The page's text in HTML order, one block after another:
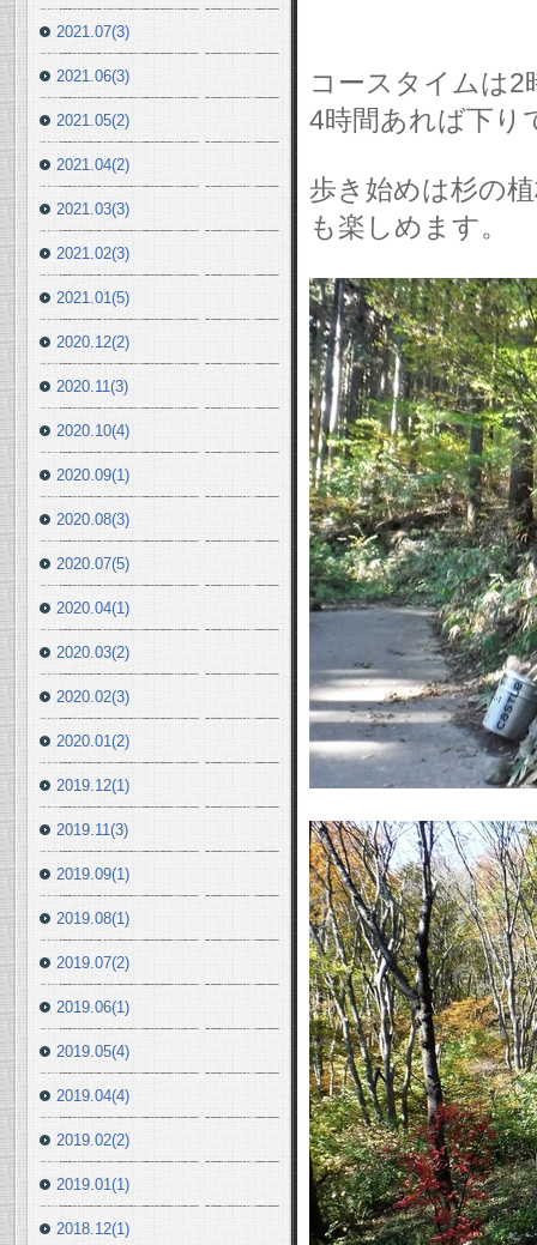
コースタイムは2
4時間あれば下り
歩き始めは杉の
も楽しめます。
2021.07(3)
2021.06(3)
2021.05(2)
2021.04(2)
2021.03(3)
2021.02(3)
2021.01(5)
2020.12(2)
2020.11(3)
2020.10(4)
2020.09(1)
2020.08(3)
2020.07(5)
2020.04(1)
2020.03(2)
2020.02(3)
2020.01(2)
2019.12(1)
2019.11(3)
2019.09(1)
2019.08(1)
2019.07(2)
2019.06(1)
2019.05(4)
2019.04(4)
2019.02(2)
2019.01(1)
2018.12(1)